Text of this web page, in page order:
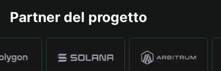
Partner del progetto